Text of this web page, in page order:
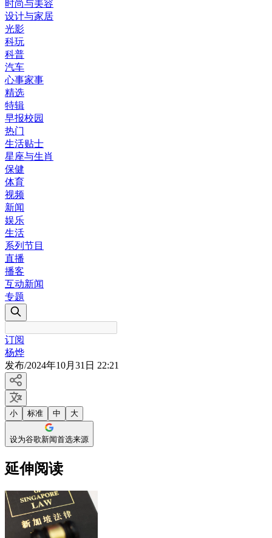
时尚与美容
设计与家居
光影
科玩
科普
汽车
心事家事
精选
特辑
早报校园
热门
生活贴士
星座与生肖
保健
体育
视频
新闻
娱乐
生活
系列节目
直播
播客
互动新闻
专题
订阅
杨烨
发布/2024年10月31日 22:21
小 标准 中 大
设为谷歌新闻首选来源
延伸阅读